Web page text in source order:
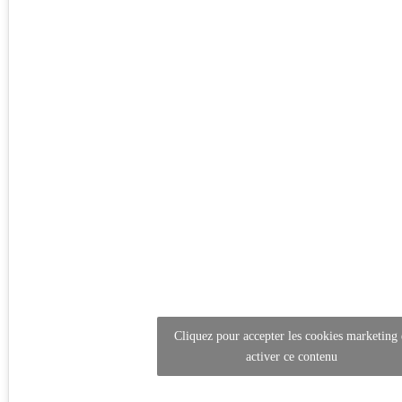
Cliquez pour accepter les cookies marketing
activer ce contenu